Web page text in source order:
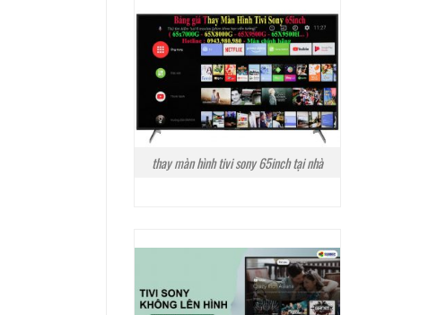
thay màn hình tivi sony 65inch tại nhà